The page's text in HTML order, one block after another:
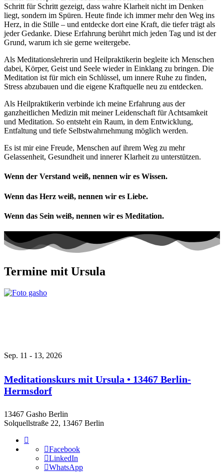
Schritt für Schritt gezeigt, dass wahre Klarheit nicht im Denken
liegt, sondern im Spüren. Heute finde ich immer mehr den Weg ins
Herz, in die Stille – und entdecke dort eine Kraft, die tiefer trägt als
jeder Gedanke. Diese Erfahrung berührt mich jeden Tag und ist der
Grund, warum ich sie gerne weitergebe.
Als Meditationslehrerin und Heilpraktikerin begleite ich Menschen
dabei, Körper, Geist und Seele wieder in Einklang zu bringen. Die
Meditation ist für mich ein Schlüssel, um innere Ruhe zu finden,
Stress abzubauen und die eigene Kraftquelle neu zu entdecken.
Als Heilpraktikerin verbinde ich meine Erfahrung aus der
ganzheitlichen Medizin mit meiner Leidenschaft für Achtsamkeit
und Meditation. So entsteht ein Raum, in dem Entwicklung,
Entfaltung und tiefe Selbstwahrnehmung möglich werden.
Es ist mir eine Freude, Menschen auf ihrem Weg zu mehr
Gelassenheit, Gesundheit und innerer Klarheit zu unterstützen.
Wenn der Verstand weiß, nennen wir es Wissen.
Wenn das Herz weiß, nennen wir es Liebe.
Wenn das Sein weiß, nennen wir es Meditation.
Termine mit Ursula
Sep. 11 - 13, 2026
Meditationskurs mit Ursula • 13467 Berlin-
Hermsdorf
13467 Gasho Berlin
Solquellstraße 22, 13467 Berlin
Facebook
LinkedIn
WhatsApp